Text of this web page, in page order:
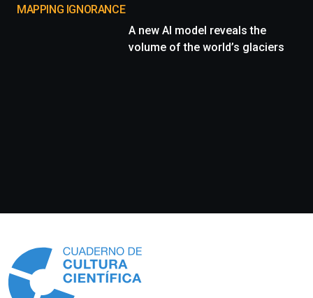
MAPPING IGNORANCE
A new AI model reveals the
volume of the world’s glaciers